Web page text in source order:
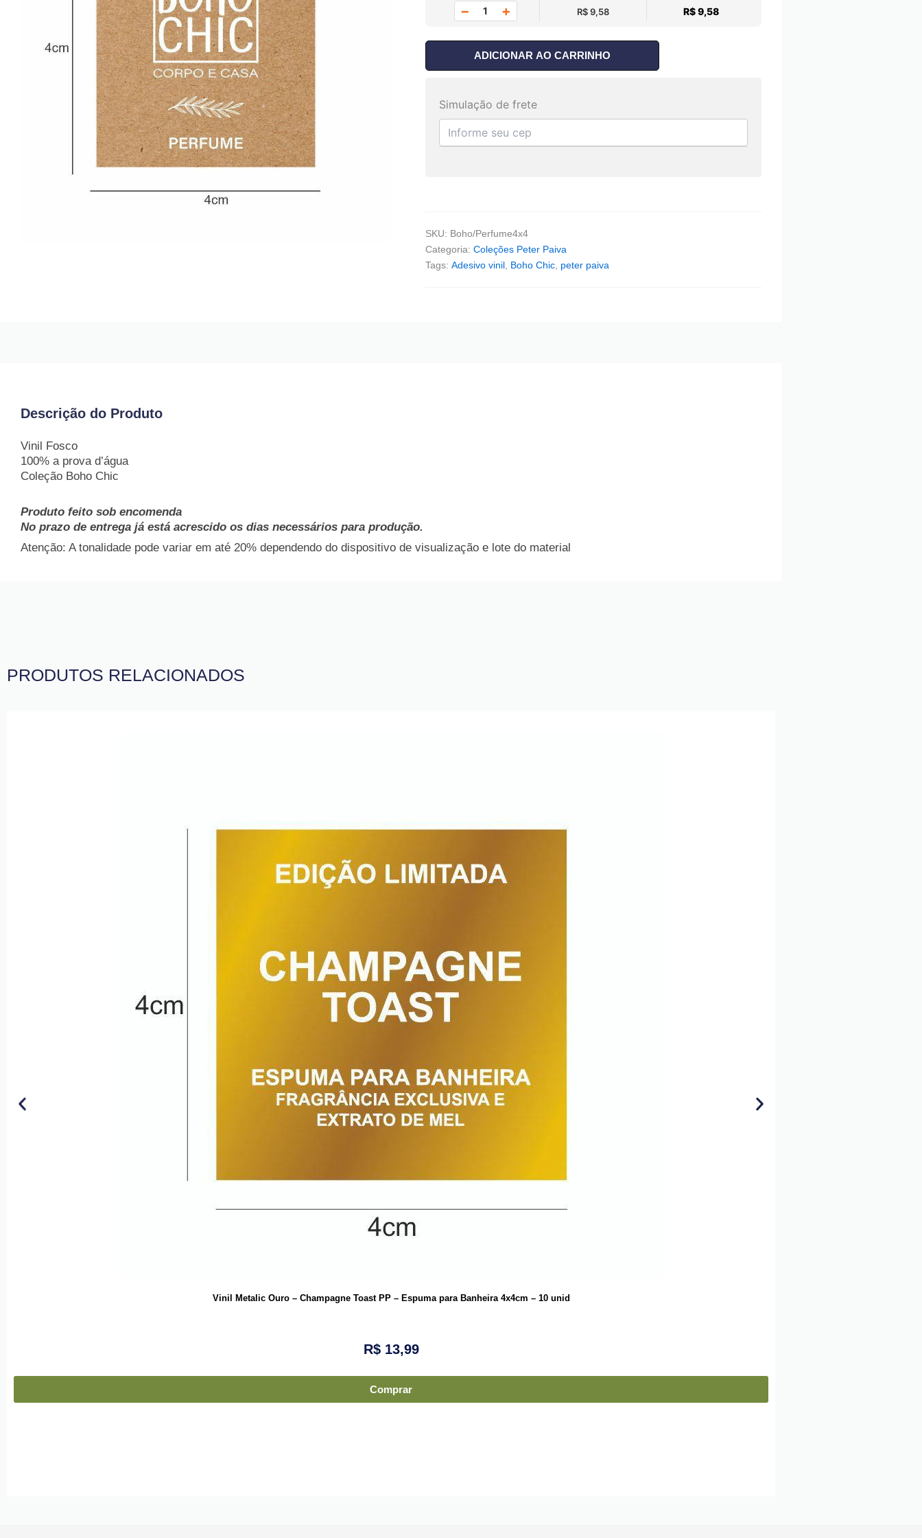
− + R$ 9,58 R$ 9,58
ADICIONAR AO CARRINHO
Simulação de frete
SKU: Boho/Perfume4x4
Categoria: Coleções Peter Paiva
Tags: Adesivo vinil Boho Chic peter paiva
Descrição do Produto
Vinil Fosco
100% a prova d’água
Coleção Boho Chic
Produto feito sob encomenda
No prazo de entrega já está acrescido os dias necessários para produção.
Atenção: A tonalidade pode variar em até 20% dependendo do dispositivo de visualização e lote do material
PRODUTOS RELACIONADOS
Vinil Metalic Ouro – Champagne Toast PP – Espuma para Banheira 4x4cm – 10 unid
R$13,99
Comprar